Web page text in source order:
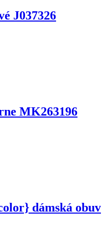
J037326
MK263196
dámská obuv